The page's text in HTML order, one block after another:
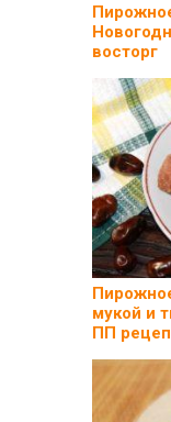
восторг
мукой и
ПП